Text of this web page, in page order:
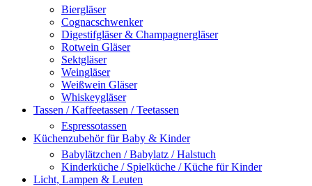
Biergläser
Cognacschwenker
Digestifgläser & Champagnergläser
Rotwein Gläser
Sektgläser
Weingläser
Weißwein Gläser
Whiskeygläser
Tassen / Kaffeetassen / Teetassen
Espressotassen
Küchenzubehör für Baby & Kinder
Babylätzchen / Babylatz / Halstuch
Kinderküche / Spielküche / Küche für Kinder
Licht, Lampen & Leuten